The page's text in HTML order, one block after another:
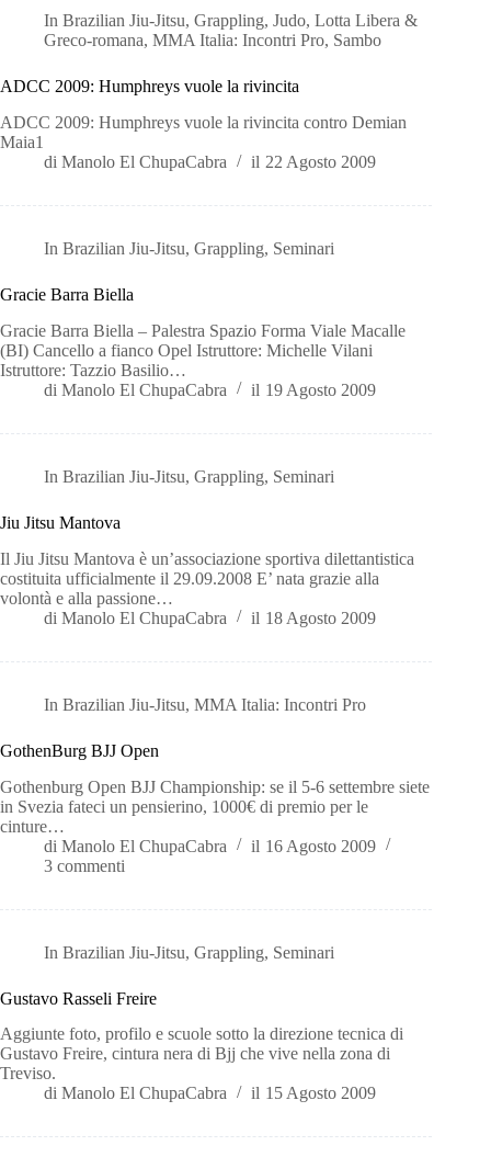
In Brazilian Jiu-Jitsu,Grappling,Judo,Lotta Libera &
Greco-romana, MMA Italia: Incontri Pro, Sambo
ADCC 2009: Humphreys vuole la rivincita
ADCC 2009: Humphreys vuole la rivincita contro Demian
Maia1
di Manolo El ChupaCabra il 22 Agosto 2009
In Brazilian Jiu-Jitsu,Grappling, Seminari
Gracie Barra Biella
Gracie Barra Biella – Palestra Spazio Forma Viale Macalle
(BI) Cancello a fianco Opel Istruttore: Michelle Vilani
Istruttore: Tazzio Basilio…
di Manolo El ChupaCabra il 19 Agosto 2009
In Brazilian Jiu-Jitsu,Grappling, Seminari
Jiu Jitsu Mantova
Il Jiu Jitsu Mantova è un’associazione sportiva dilettantistica
costituita ufficialmente il 29.09.2008 E’ nata grazie alla
volontà e alla passione…
di Manolo El ChupaCabra il 18 Agosto 2009
In Brazilian Jiu-Jitsu,MMA Italia: Incontri Pro
GothenBurg BJJ Open
Gothenburg Open BJJ Championship: se il 5-6 settembre siete
in Svezia fateci un pensierino, 1000€ di premio per le
cinture…
di Manolo El ChupaCabra il 16 Agosto 2009
3 commenti
In Brazilian Jiu-Jitsu,Grappling, Seminari
Gustavo Rasseli Freire
Aggiunte foto, profilo e scuole sotto la direzione tecnica di
Gustavo Freire, cintura nera di Bjj che vive nella zona di
Treviso.
di Manolo El ChupaCabra il 15 Agosto 2009